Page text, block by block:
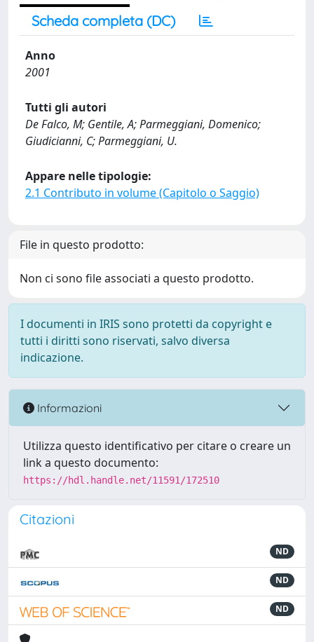
Scheda completa (DC)
Anno
2001
Tutti gli autori
De Falco, M; Gentile, A; Parmeggiani, Domenico;
Giudicianni, C; Parmeggiani, U.
Appare nelle tipologie:
2.1 Contributo in volume (Capitolo o Saggio)
File in questo prodotto:
Non ci sono file associati a questo prodotto.
I documenti in IRIS sono protetti da copyright e
tutti i diritti sono riservati, salvo diversa
indicazione.
Informazioni
Utilizza questo identificativo per citare o creare un
link a questo documento:
https://hdl.handle.net/11591/172510
Citazioni
ND
ND
ND